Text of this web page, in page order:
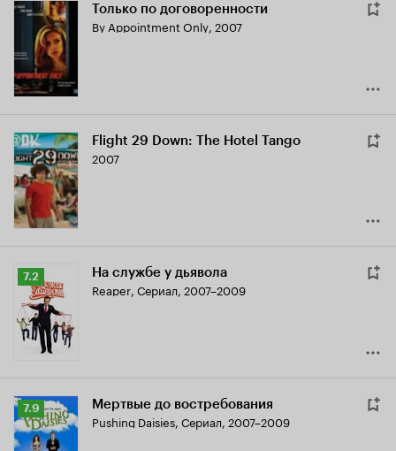
Только по договоренности
By Appointment Only, 2007
Flight 29 Down: The Hotel Tango
2007
Рейтинг
Кинопоиска
7.2
7.2 На службе у дьявола
Reaper, Сериал, 2007–2009
Рейтинг
Кинопоиска
7.9
7.9 Мертвые до востребования
Pushing Daisies, Сериал, 2007–2009